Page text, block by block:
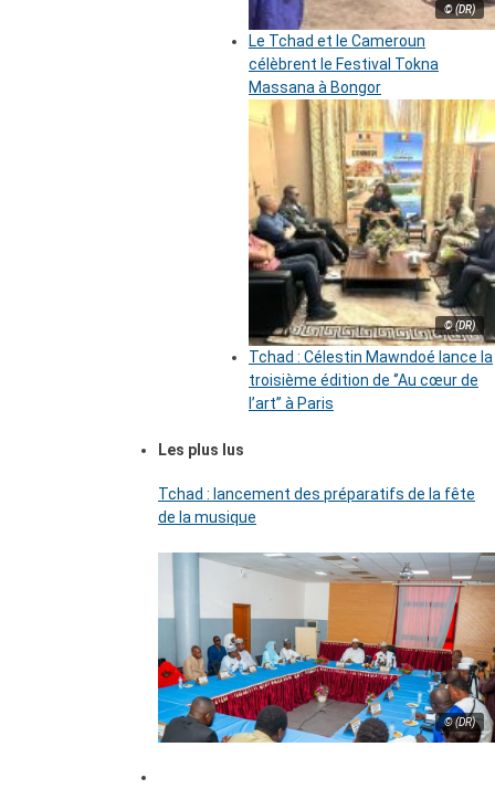
© (DR)
Le Tchad et le Cameroun
célèbrent le Festival Tokna
Massana à Bongor
© (DR)
Tchad : Célestin Mawndoé lance la
troisième édition de ‘’Au cœur de
l’art’’ à Paris
Les plus lus
Tchad : lancement des préparatifs de la fête
de la musique
© (DR)